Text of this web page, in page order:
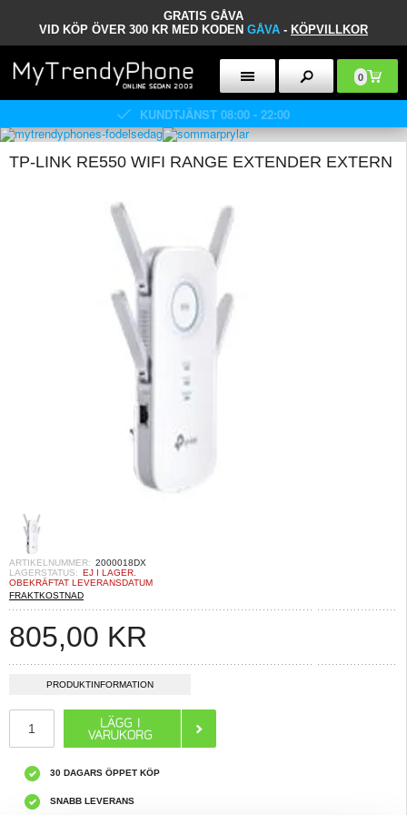
GRATIS GÅVA
VID KÖP ÖVER 300 KR MED KODEN GÅVA - KÖPVILLKOR
0
KUNDTJÄNST 08:00 - 22:00
TP-LINK RE550 WIFI RANGE EXTENDER EXTERN
ARTIKELNUMMER: 2000018DX
LAGERSTATUS: EJ I LAGER.
OBEKRÄFTAT LEVERANSDATUM
FRAKTKOSTNAD
805,00 KR
PRODUKTINFORMATION
30 DAGARS ÖPPET KÖP
SNABB LEVERANS